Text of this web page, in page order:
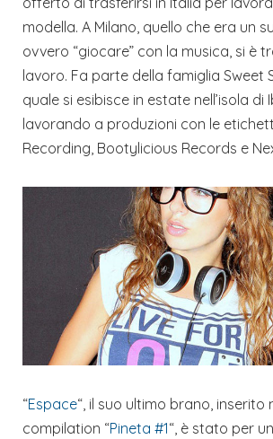
modella. A Milano, quello che era un
ovvero “giocare” con la musica, si è
lavoro. Fa parte della famiglia Sweet
quale si esibisce in estate nell’isola di
lavorando a produzioni con le
Recording, Bootylicious Records e
“Espace“, il suo ultimo brano, inserito
compilation “Pineta #1“, è stato per